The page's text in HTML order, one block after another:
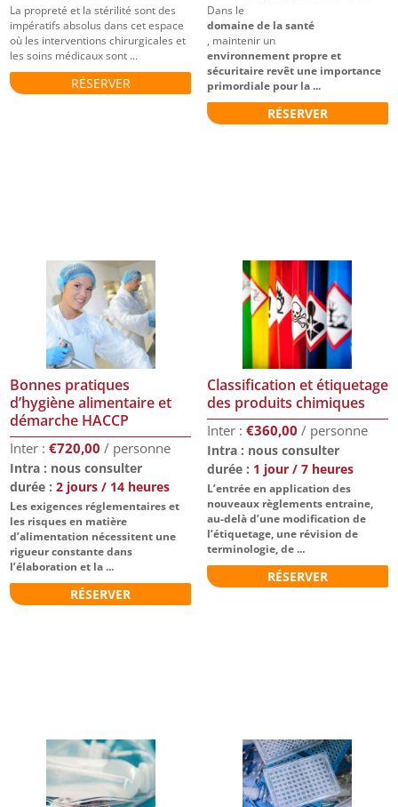
La propreté et la stérilité sont des
impératifs absolus dans cet espace
où les interventions chirurgicales et
les soins médicaux sont ...
RÉSERVER
Dans le
domaine de la santé
, maintenir un
environnement propre et
sécuritaire revêt une importance
primordiale pour la ...
RÉSERVER
Bonnes pratiques
d’hygiène alimentaire et
démarche HACCP
€720,00
Intra : nous consulter
durée :2 jours / 14 heures
Les exigences réglementaires et
les risques en matière
d’alimentation nécessitent une
rigueur constante dans
l’élaboration et la ...
RÉSERVER
Classification et étiquetage
des produits chimiques
€360,00
Intra : nous consulter
durée : 1 jour / 7 heures
L’entrée en application des
nouveaux règlements entraine,
au-delà d’une modification de
l’étiquetage, une révision de
terminologie, de ...
RÉSERVER